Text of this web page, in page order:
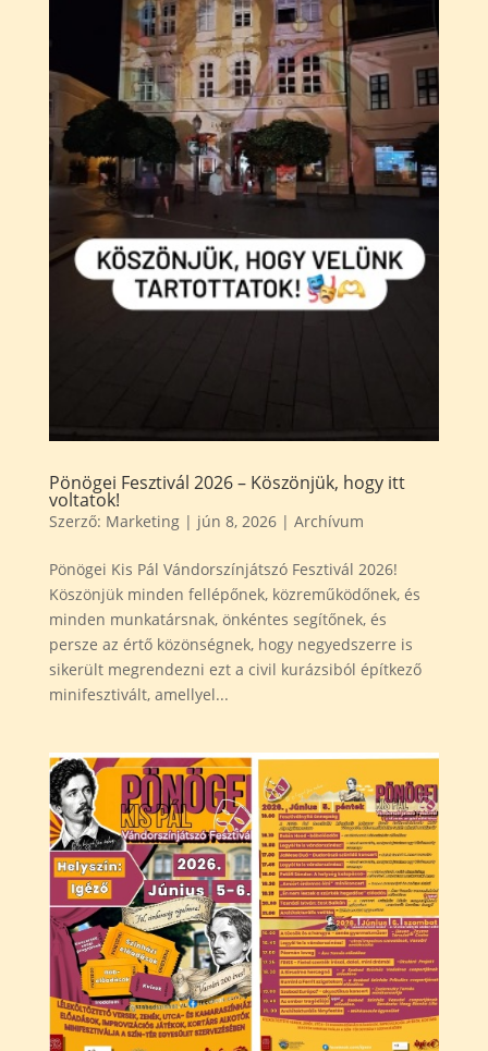
Pönögei Fesztivál 2026 – Köszönjük, hogy itt
voltatok!
Szerző: Marketing| jún 8, 2026| Archívum
Pönögei Kis Pál Vándorszínjátszó Fesztivál 2026!
Köszönjük minden fellépőnek, közreműködőnek, és
minden munkatársnak, önkéntes segítőnek, és
persze az értő közönségnek, hogy negyedszerre is
sikerült megrendezni ezt a civil kurázsiból építkező
minifesztivált, amellyel...